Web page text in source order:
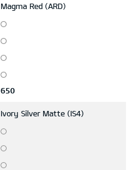
Magma Red (ARD)
650
Ivory Silver Matte (IS4)